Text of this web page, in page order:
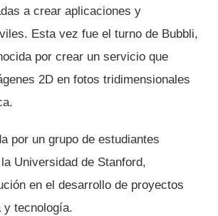
a crear aplicaciones y
Esta vez fue el turno de Bubbli,
por crear un servicio que
2D en fotos tridimensionales
por un grupo de estudiantes
Universidad de Stanford,
en el desarrollo de proyectos
y tecnologí­a.